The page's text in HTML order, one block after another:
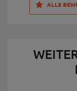
ALLE